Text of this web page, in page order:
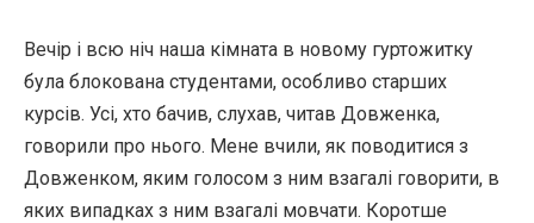
Вечір і всю ніч наша кімната в новому гуртожитку
була блокована студентами, особливо старших
курсів. Усі, хто бачив, слухав, читав Довженка,
говорили про нього. Мене вчили, як поводитися з
Довженком, яким голосом з ним взагалі говорити, в
яких випадках з ним взагалі мовчати. Коротше